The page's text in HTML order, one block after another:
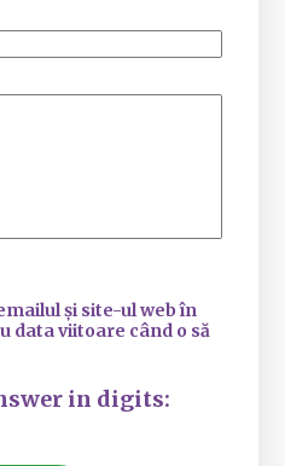
și site-ul web în
data viitoare când o să
in digits: